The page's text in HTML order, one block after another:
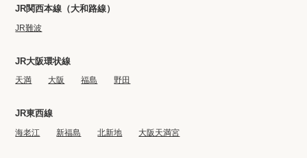
JR関西本線（大和路線）
JR難波
JR大阪環状線
天満 大阪 福島 野田
JR東西線
海老江 新福島 北新地 大阪天満宮